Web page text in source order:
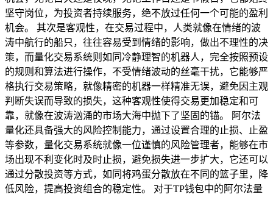
坚守岗位，为投资者持续服务，绝不放过任何一个可能的盈利
机会。 其次是客观性，在交易过程中，人类就像在情绪的波
涛中航行的船只，往往容易受到情绪的影响，做出不理性的决
策，而量化交易系统则如同冷静理智的机器人，完全按照预设
的规则和算法进行操作，不受情绪波动的丝毫干扰，它能够严
格执行交易策略，就像精密的机器一样精准无误，避免因主观
判断失误而导致的损失，这种客观性使得交易更加稳定和可
靠，就像在波涛汹涌的市场大海中抛下了坚固的锚。 阿尔法
量化还具备强大的风险控制能力，通过设置合理的止损、止盈
等参数，量化交易系统就像一位谨慎的风险管理者，能够在市
场出现不利变化时及时止损，避免损失进一步扩大，它还可以
通过分散投资等方式，如同将鸡蛋分散放在不同的篮子里，降
低风险，提高投资组合的稳定性。 对于TP钱包中的阿尔法量